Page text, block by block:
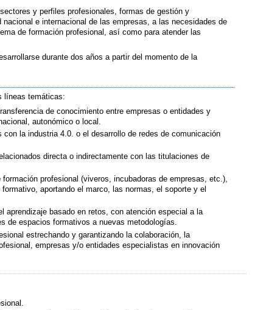
y perfiles profesionales, formas de gestión y
e internacional de las empresas, a las necesidades de
de formación profesional, así como para atender las
durante dos años a partir del momento de la
líneas temáticas:
de conocimiento entre empresas o entidades y
autonómico o local.
la industria 4.0. o el desarrollo de redes de comunicación
directa o indirectamente con las titulaciones de
profesional (viveros, incubadoras de empresas, etc.),
aportando el marco, las normas, el soporte y el
aprendizaje basado en retos, con atención especial a la
de espacios formativos a nuevas metodologías.
estrechando y garantizando la colaboración, la
empresas y/o entidades especialistas en innovación